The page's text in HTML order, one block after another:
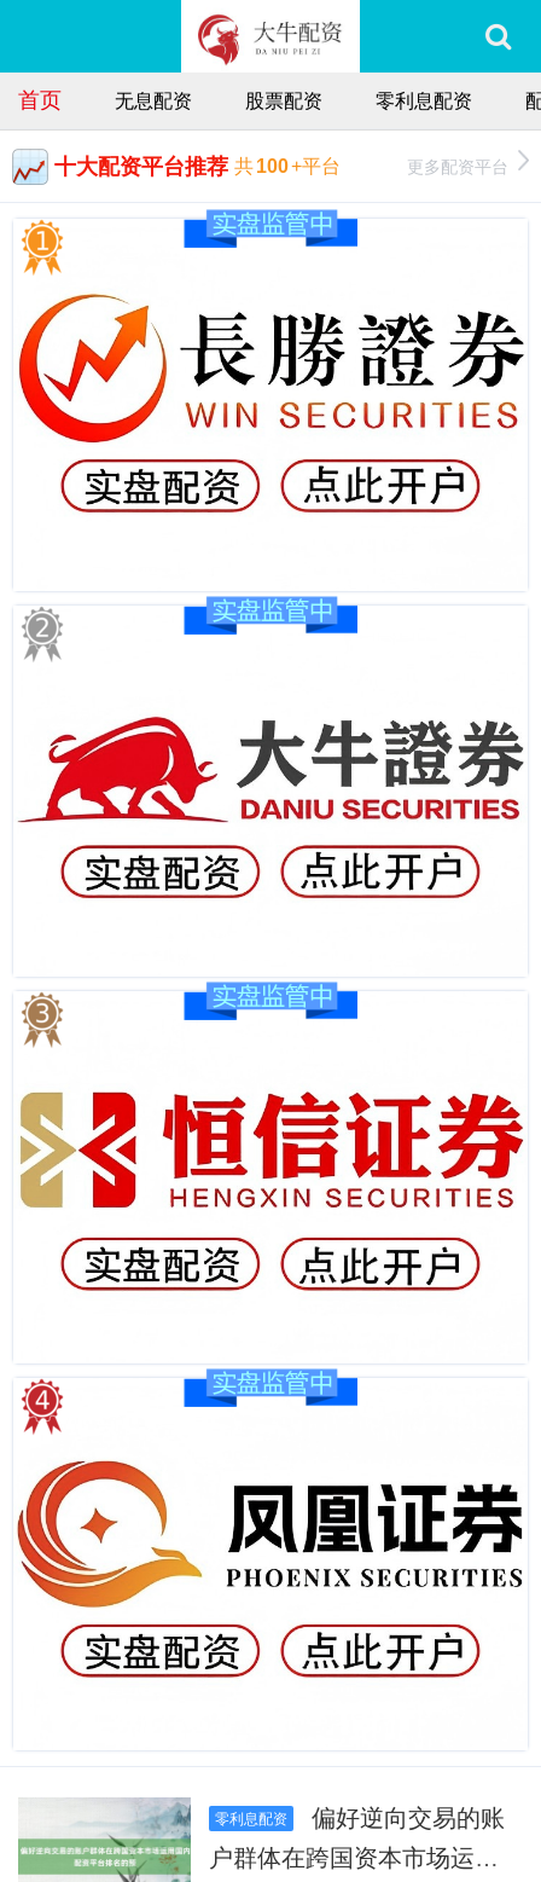
首页 无息配资 股票配资 零利息配资
十大配资平台推荐 共100+平台 更多配资平台
零利息配资
偏好逆向交易的账
户群体在跨国资本市场运用